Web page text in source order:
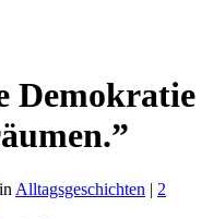
Demokratie
Alltagsgeschichten | 2